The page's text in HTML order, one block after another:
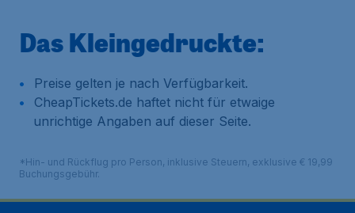
Das Kleingedruckte:
Preise gelten je nach Verfügbarkeit.
CheapTickets.de haftet nicht für etwaige
unrichtige Angaben auf dieser Seite.
*Hin- und Rückflug pro Person, inklusive Steuern, exklusive € 19,99
Buchungsgebühr.